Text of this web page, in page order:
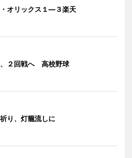
オリックス１―３楽天
２回戦へ 高校野球
り、灯籠流しに